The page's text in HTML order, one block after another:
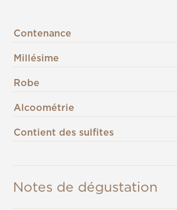
Contenance
Millésime
Robe
Alcoométrie
Contient des sulfites
Notes de dégustation